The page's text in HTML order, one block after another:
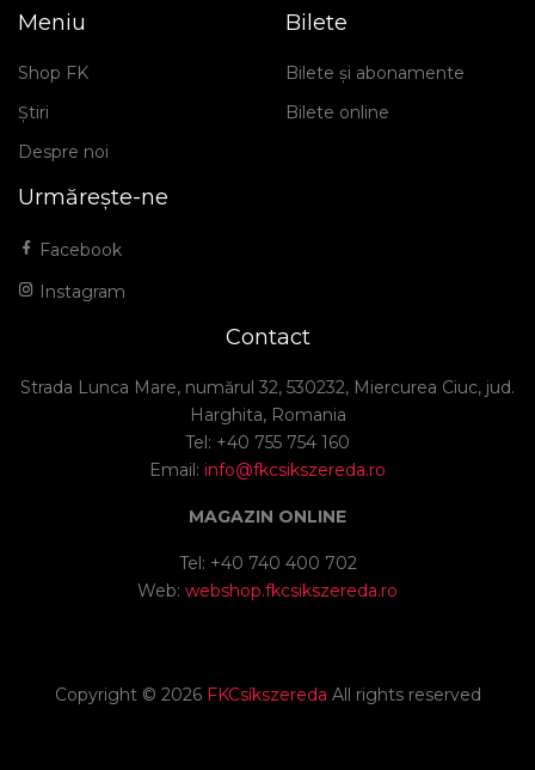
Meniu
Shop FK
Știri
Despre noi
Bilete
Bilete și abonamente
Bilete online
Urmărește-ne
Facebook
Instagram
Contact
Strada Lunca Mare, numărul 32, 530232, Miercurea Ciuc, jud.
Harghita, Romania
Tel: +40 755 754 160
Email: info@fkcsikszereda.ro
MAGAZIN ONLINE
Tel: +40 740 400 702
Web: webshop.fkcsikszereda.ro
Copyright © 2026 FKCsíkszereda All rights reserved